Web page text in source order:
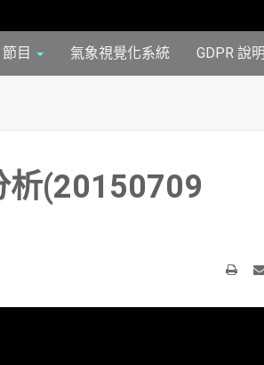
節目 氣象視覺化系統 GDPR 說明
析(20150709